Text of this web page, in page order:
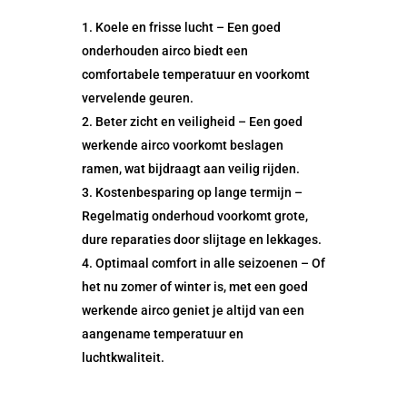
Koele en frisse lucht – Een goed
onderhouden airco biedt een
comfortabele temperatuur en voorkomt
vervelende geuren.
Beter zicht en veiligheid – Een goed
werkende airco voorkomt beslagen
ramen, wat bijdraagt aan veilig rijden.
Kostenbesparing op lange termijn –
Regelmatig onderhoud voorkomt grote,
dure reparaties door slijtage en lekkages.
Optimaal comfort in alle seizoenen – Of
het nu zomer of winter is, met een goed
werkende airco geniet je altijd van een
aangename temperatuur en
luchtkwaliteit.